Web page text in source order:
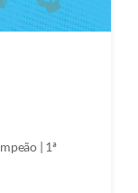
| 1ª